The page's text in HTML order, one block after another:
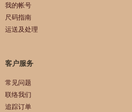
我的帐号
尺码指南
运送及处理
客户服务
常见问题
联络我们
追踪订单